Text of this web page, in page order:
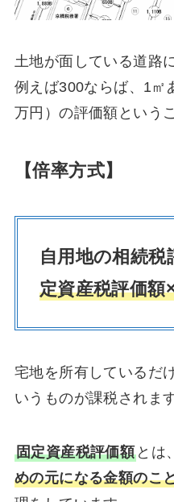
土地が面している道路
例えば300ならば、1㎡
万円）の評価額という
【倍率方式】
自用地の相続税
定資産税評価額
宅地を所有しているだ
いうものが課税されます
固定資産税評価額 とは
めの元になる金額のこ